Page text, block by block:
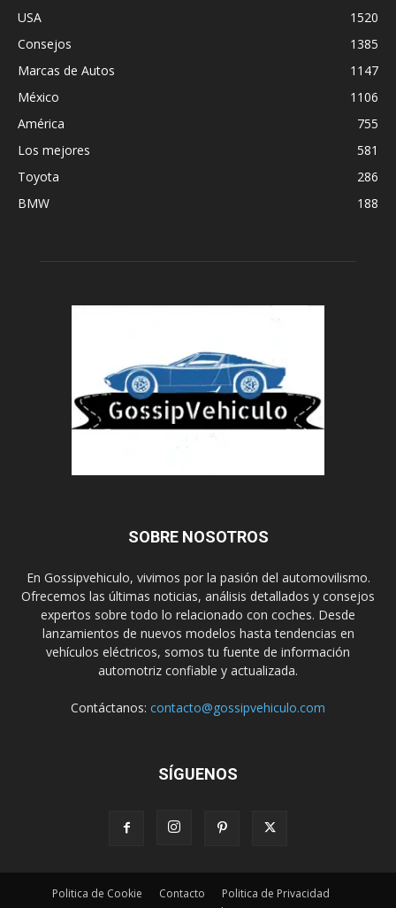
USA
1520
Consejos
1385
Marcas de Autos
1147
México
1106
América
755
Los mejores
581
Toyota
286
BMW
188
SOBRE NOSOTROS
En Gossipvehiculo, vivimos por la pasión del automovilismo.
Ofrecemos las últimas noticias, análisis detallados y consejos
expertos sobre todo lo relacionado con coches. Desde
lanzamientos de nuevos modelos hasta tendencias en
vehículos eléctricos, somos tu fuente de información
automotriz confiable y actualizada.
Contáctanos: contacto@gossipvehiculo.com
SÍGUENOS
Politica de Cookie Contacto
Politica de Privacidad